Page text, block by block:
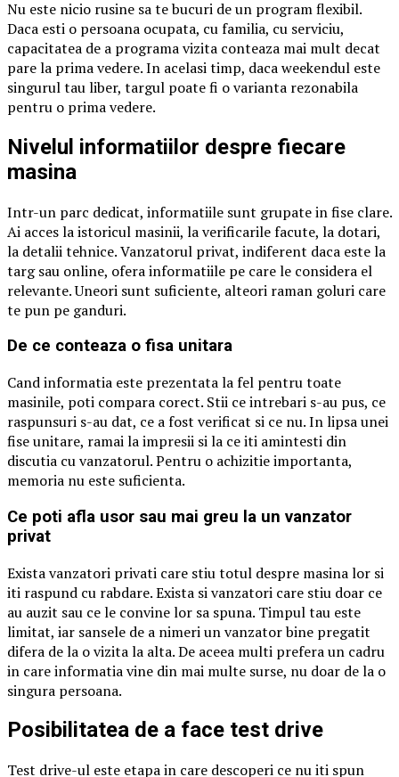
Nu este nicio rusine sa te bucuri de un program flexibil.
Daca esti o persoana ocupata, cu familia, cu serviciu,
capacitatea de a programa vizita conteaza mai mult decat
pare la prima vedere. In acelasi timp, daca weekendul este
singurul tau liber, targul poate fi o varianta rezonabila
pentru o prima vedere.
Nivelul informatiilor despre fiecare
masina
Intr-un parc dedicat, informatiile sunt grupate in fise clare.
Ai acces la istoricul masinii, la verificarile facute, la dotari,
la detalii tehnice. Vanzatorul privat, indiferent daca este la
targ sau online, ofera informatiile pe care le considera el
relevante. Uneori sunt suficiente, alteori raman goluri care
te pun pe ganduri.
De ce conteaza o fisa unitara
Cand informatia este prezentata la fel pentru toate
masinile, poti compara corect. Stii ce intrebari s-au pus, ce
raspunsuri s-au dat, ce a fost verificat si ce nu. In lipsa unei
fise unitare, ramai la impresii si la ce iti amintesti din
discutia cu vanzatorul. Pentru o achizitie importanta,
memoria nu este suficienta.
Ce poti afla usor sau mai greu la un vanzator
privat
Exista vanzatori privati care stiu totul despre masina lor si
iti raspund cu rabdare. Exista si vanzatori care stiu doar ce
au auzit sau ce le convine lor sa spuna. Timpul tau este
limitat, iar sansele de a nimeri un vanzator bine pregatit
difera de la o vizita la alta. De aceea multi prefera un cadru
in care informatia vine din mai multe surse, nu doar de la o
singura persoana.
Posibilitatea de a face test drive
Test drive-ul este etapa in care descoperi ce nu iti spun